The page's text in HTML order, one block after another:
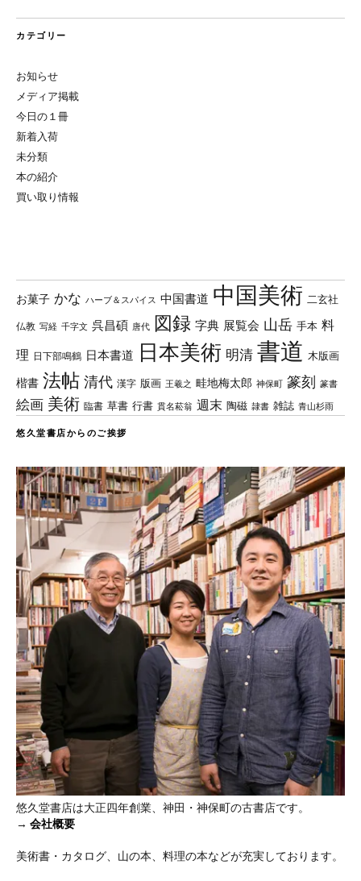
カテゴリー
お知らせ
メディア掲載
今日の１冊
新着入荷
未分類
本の紹介
買い取り情報
お菓子 かな ハーブ＆スパイス 中国書道 中国美術 二玄社
仏教 写経 千字文 呉昌碩 唐代 図録 字典 展覧会 山岳 手本 料
理 日下部鳴鶴 日本書道 日本美術 明清 書道 木版画
楷書 法帖 清代 漢字 版画 王羲之 畦地梅太郎 神保町 篆刻 篆書
絵画 美術 臨書 草書 行書 貫名菘翁 週末 陶磁 隷書 雑誌 青山杉雨
悠久堂書店からのご挨拶
悠久堂書店は大正四年創業、神田・神保町の古書店です。
→ 会社概要
美術書・カタログ、山の本、料理の本などが充実しております。